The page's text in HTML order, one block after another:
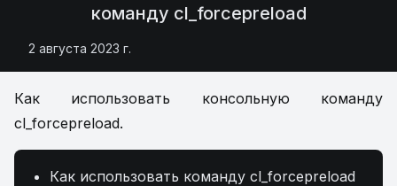
команду cl_forcepreload
2 августа 2023 г.
Как использовать консольную команду
cl_forcepreload.
Как использовать команду cl_forcepreload